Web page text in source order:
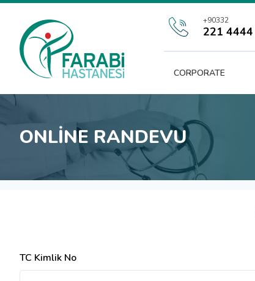
+90332
221 4444
CORPORATE
ONLINE RANDEVU
TC Kimlik No